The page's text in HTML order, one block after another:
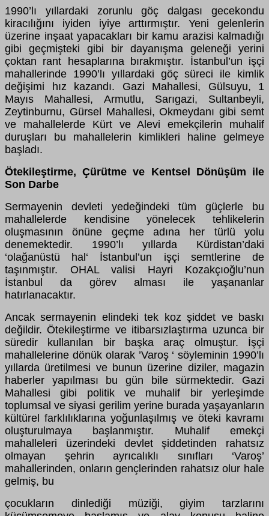
1990’lı yıllardaki zorunlu göç dalgası gecekondu
kiracılığını iyiden iyiye arttırmıştır. Yeni gelenlerin
üzerine inşaat yapacakları bir kamu arazisi kalmadığı
gibi geçmişteki gibi bir dayanışma geleneği yerini
çoktan rant hesaplarına bırakmıştır. İstanbul’un işçi
mahallerinde 1990’lı yıllardaki göç süreci ile kimlik
değişimi hız kazandı. Gazi Mahallesi, Gülsuyu, 1
Mayıs Mahallesi, Armutlu, Sarıgazi, Sultanbeyli,
Zeytinburnu, Gürsel Mahallesi, Okmeydanı gibi semt
ve mahallelerde Kürt ve Alevi emekçilerin muhalif
duruşları bu mahallelerin kimlikleri haline gelmeye
başladı.
Ötekileştirme, Çürütme ve Kentsel Dönüşüm ile
Son Darbe
Sermayenin devleti yedeğindeki tüm güçlerle bu
mahallelerde kendisine yönelecek tehlikelerin
oluşmasının önüne geçme adına her türlü yolu
denemektedir. 1990’lı yıllarda Kürdistan’daki
‘olağanüstü hal‘ İstanbul’un işçi semtlerine de
taşınmıştır. OHAL valisi Hayri Kozakçıoğlu’nun
İstanbul da görev alması ile yaşananlar
hatırlanacaktır.
Ancak sermayenin elindeki tek koz şiddet ve baskı
değildir. Ötekileştirme ve itibarsızlaştırma uzunca bir
süredir kullanılan bir başka araç olmuştur. İşçi
mahallelerine dönük olarak ’Varoş ‘ söyleminin 1990’lı
yıllarda üretilmesi ve bunun üzerine diziler, magazin
haberler yapılması bu gün bile sürmektedir. Gazi
Mahallesi gibi politik ve muhalif bir yerleşimde
toplumsal ve siyasi gerilim yerine burada yaşayanların
kültürel farklılıklarına yoğunlaşılmış ve öteki kavramı
oluşturulmaya başlanmıştır. Muhalif emekçi
mahalleleri üzerindeki devlet şiddetinden rahatsız
olmayan şehrin ayrıcalıklı sınıfları ‘Varoş’
mahallerinden, onların gençlerinden rahatsız olur hale
gelmiş, bu
çocukların dinlediği müziği, giyim tarzlarını